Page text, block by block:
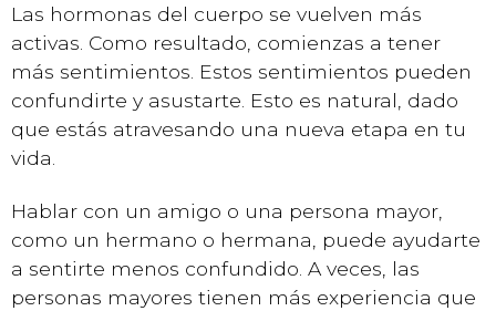
Las hormonas del cuerpo se vuelven más
activas. Como resultado, comienzas a tener
más sentimientos. Estos sentimientos pueden
confundirte y asustarte. Esto es natural, dado
que estás atravesando una nueva etapa en tu
vida.
Hablar con un amigo o una persona mayor,
como un hermano o hermana, puede ayudarte
a sentirte menos confundido. A veces, las
personas mayores tienen más experiencia que